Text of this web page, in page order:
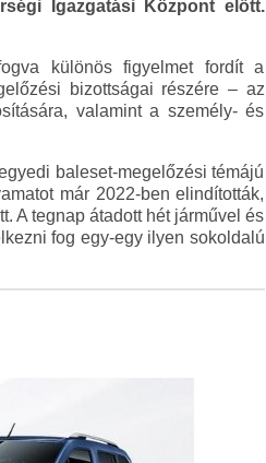
Igazgatási Központ előtt.
különös figyelmet fordít a
bizottságai részére – az
valamint a személy- és
baleset-megelőzési témájú
már 2022-ben elindították,
A tegnap átadott hét járművel és
fog egy-egy ilyen sokoldalú